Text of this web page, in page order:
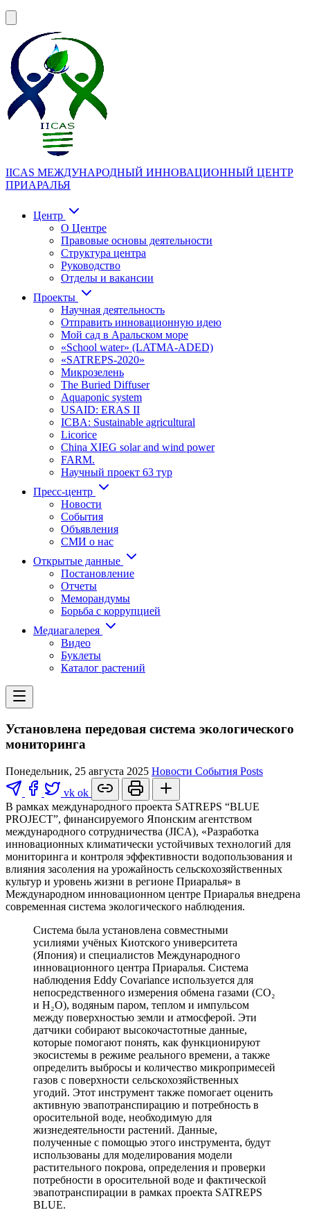
IICAS МЕЖДУНАРОДНЫЙ ИННОВАЦИОННЫЙ ЦЕНТР
ПРИАРАЛЬЯ
Центр
О Центре
Правовые основы деятельности
Структура центра
Руководство
Отделы и вакансии
Проекты
Научная деятельность
Отправить инновационную идею
Мой сад в Аральском море
«School water» (LATMA-ADED)
«SATREPS-2020»
Микрозелень
The Buried Diffuser
Aquaponic system
USAID: ERAS II
ICBA: Sustainable agricultural
Licorice
China XIEG solar and wind power
FARM.
Научный проект 63 тур
Пресс-центр
Новости
События
Объявления
СМИ о нас
Открытые данные
Постановление
Отчеты
Меморандумы
Борьба с коррупцией
Медиагалерея
Видео
Буклеты
Каталог растений
Установлена передовая система экологического
мониторинга
Понедельник, 25 августа 2025 Новости События Posts
vk ok
В рамках международного проекта SATREPS “BLUE
PROJECT”, финансируемого Японским агентством
международного сотрудничества (JICA), «Разработка
инновационных климатически устойчивых технологий для
мониторинга и контроля эффективности водопользования и
влияния засоления на урожайность сельскохозяйственных
культур и уровень жизни в регионе Приаралья» в
Международном инновационном центре Приаралья внедрена
современная система экологического наблюдения.
Система была установлена совместными
усилиями учёных Киотского университета
(Япония) и специалистов Международного
инновационного центра Приаралья. Система
наблюдения Eddy Covariance используется для
непосредственного измерения обмена газами (CO₂
и H₂O), водяным паром, теплом и импульсом
между поверхностью земли и атмосферой. Эти
датчики собирают высокочастотные данные,
которые помогают понять, как функционируют
экосистемы в режиме реального времени, а также
определить выбросы и количество микропримесей
газов с поверхности сельскохозяйственных
угодий. Этот инструмент также помогает оценить
активную эвапотранспирацию и потребность в
оросительной воде, необходимую для
жизнедеятельности растений. Данные,
полученные с помощью этого инструмента, будут
использованы для моделирования модели
растительного покрова, определения и проверки
потребности в оросительной воде и фактической
эвапотранспирации в рамках проекта SATREPS
BLUE.